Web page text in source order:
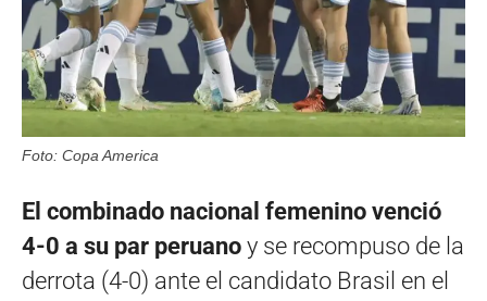
Foto: Copa America
El combinado nacional femenino venció
4-0 a su par peruano y se recompuso de la
derrota (4-0) ante el candidato Brasil en el